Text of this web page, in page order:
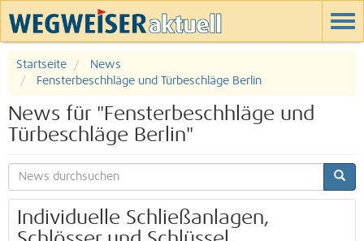
Startseite
News
Fensterbeschhläge und Türbeschläge Berlin
News für "Fensterbeschhläge und
Türbeschläge Berlin"
Individuelle Schließanlagen,